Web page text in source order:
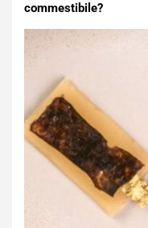
commestibile?